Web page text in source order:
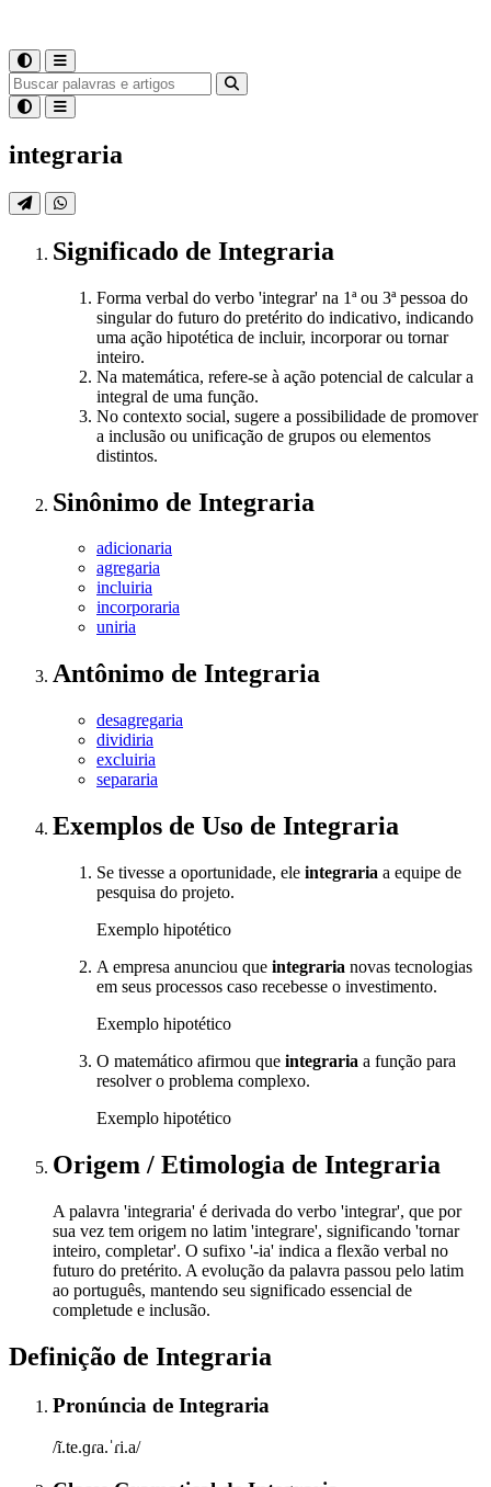
integraria
Significado de Integraria
Forma verbal do verbo 'integrar' na 1ª ou 3ª pessoa do
singular do futuro do pretérito do indicativo, indicando
uma ação hipotética de incluir, incorporar ou tornar
inteiro.
Na matemática, refere-se à ação potencial de calcular a
integral de uma função.
No contexto social, sugere a possibilidade de promover
a inclusão ou unificação de grupos ou elementos
distintos.
Sinônimo de Integraria
adicionaria
agregaria
incluiria
incorporaria
uniria
Antônimo de Integraria
desagregaria
dividiria
excluiria
separaria
Exemplos de Uso de Integraria
Se tivesse a oportunidade, ele integraria a equipe de
pesquisa do projeto.
Exemplo hipotético
A empresa anunciou que integraria novas tecnologias
em seus processos caso recebesse o investimento.
Exemplo hipotético
O matemático afirmou que integraria a função para
resolver o problema complexo.
Exemplo hipotético
Origem / Etimologia de Integraria
A palavra 'integraria' é derivada do verbo 'integrar', que por
sua vez tem origem no latim 'integrare', significando 'tornar
inteiro, completar'. O sufixo '-ia' indica a flexão verbal no
futuro do pretérito. A evolução da palavra passou pelo latim
ao português, mantendo seu significado essencial de
completude e inclusão.
Definição de Integraria
Pronúncia de Integraria
/ĩ.te.ɡɾa.ˈɾi.a/